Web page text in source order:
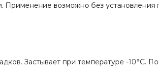
возможно без установления
Застывает при температуре -10°С.